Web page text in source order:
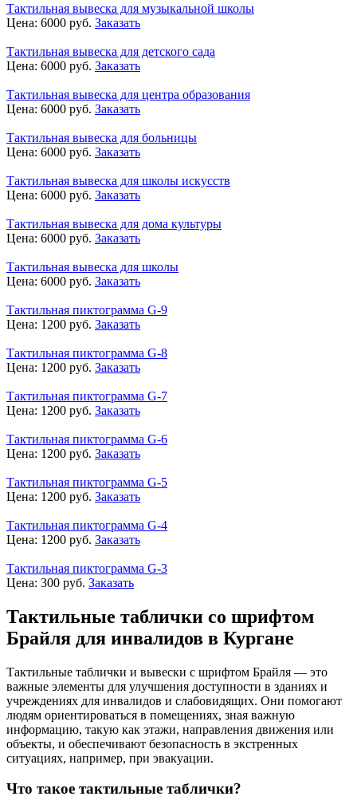
Тактильная вывеска для музыкальной школы
Цена: 6000 руб. Заказать
Тактильная вывеска для детского сада
Цена: 6000 руб. Заказать
Тактильная вывеска для центра образования
Цена: 6000 руб. Заказать
Тактильная вывеска для больницы
Цена: 6000 руб. Заказать
Тактильная вывеска для школы искусств
Цена: 6000 руб. Заказать
Тактильная вывеска для дома культуры
Цена: 6000 руб. Заказать
Тактильная вывеска для школы
Цена: 6000 руб. Заказать
Тактильная пиктограмма G-9
Цена: 1200 руб. Заказать
Тактильная пиктограмма G-8
Цена: 1200 руб. Заказать
Тактильная пиктограмма G-7
Цена: 1200 руб. Заказать
Тактильная пиктограмма G-6
Цена: 1200 руб. Заказать
Тактильная пиктограмма G-5
Цена: 1200 руб. Заказать
Тактильная пиктограмма G-4
Цена: 1200 руб. Заказать
Тактильная пиктограмма G-3
Цена: 300 руб. Заказать
Тактильные таблички со шрифтом
Брайля для инвалидов в Кургане
Тактильные таблички и вывески с шрифтом Брайля — это
важные элементы для улучшения доступности в зданиях и
учреждениях для инвалидов и слабовидящих. Они помогают
людям ориентироваться в помещениях, зная важную
информацию, такую как этажи, направления движения или
объекты, и обеспечивают безопасность в экстренных
ситуациях, например, при эвакуации.
Что такое тактильные таблички?